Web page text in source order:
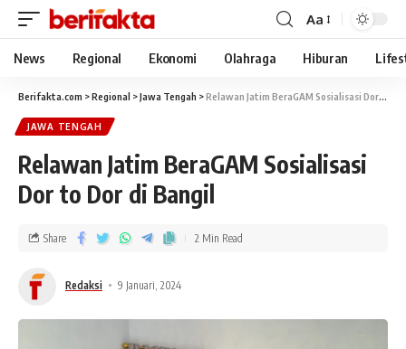
Aa
News Regional Ekonomi Olahraga Hiburan
Berifakta.com >Regional >Jawa Tengah >Relawan Jatim BeraGAM Sosialisasi Dor to Dor di Bangil
JAWA TENGAH
Relawan Jatim BeraGAM Sosialisasi
Dor to Dor di Bangil
Redaksi 9 Januari, 2024
Share 2 Min Read